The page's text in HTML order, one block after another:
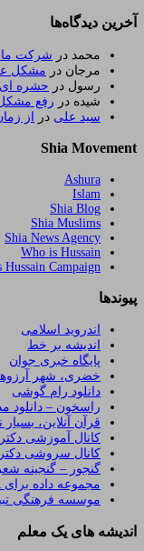
آخرین دیدگاه‌ها
محمد در شرکت
مرجان در مشکل
رسول در حشره ای
شیده در رفع
سید علی در از
Shia Movement
Ashura
Islam
Shia Blog
Shia Muslims
Shia News Agency
Who is Hussain
Hussain Campaign
پیوندها
اندروید اسلامی
اندیشه بر خط
پایگاه خبری جوان
خضری، شهر
دانلود رام گوشی
راسخون – دانلود
قرآن آنلاین،
کانال آموزشی
کانال سروشی
گنجور – گنجینه
مجموعه داده برای OCR فارسی
موسسه فرهنگی
اندیشه های یک معلم